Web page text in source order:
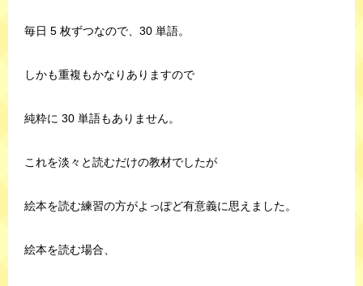
毎日 5 枚ずつなので、30 単語。
しかも重複もかなりありますので
純粋に 30 単語もありません。
これを淡々と読むだけの教材でしたが
絵本を読む練習の方がよっぽど有意義に思えました。
絵本を読む場合、